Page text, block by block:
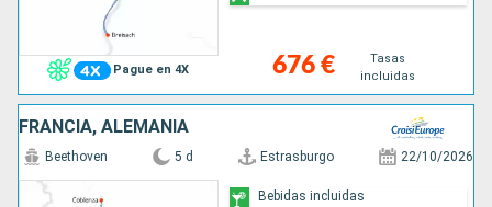
Pague en 4X 676 €
Tasas
incluidas
FRANCIA, ALEMANIA
Beethoven 5 d Estrasburgo 22/10/2026
Bebidas incluidas